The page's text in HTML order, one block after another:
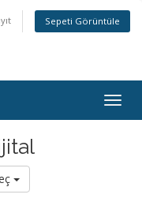
Sepeti Görüntüle